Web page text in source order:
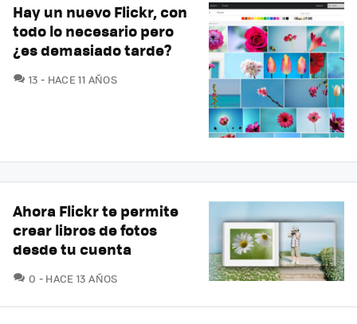
Hay un nuevo Flickr, con
todo lo necesario pero
¿es demasiado tarde?
13 COMENTARIOS
HACE 11 AÑOS
Ahora Flickr te permite
crear libros de fotos
desde tu cuenta
0 COMENTARIOS
HACE 13 AÑOS